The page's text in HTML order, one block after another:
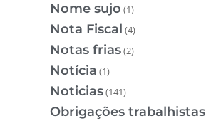
Nome sujo (1)
Nota Fiscal (4)
Notas frias(2)
Notícia (1)
Noticias(141)
Obrigações trabalhistas